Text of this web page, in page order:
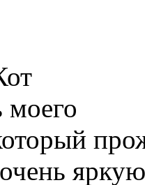
моего
яркую